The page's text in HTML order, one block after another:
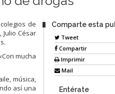
de
César
mucha
música,
así una
Comparte esta
Tweet
Compartir
Imprimir
Mail
Entérate